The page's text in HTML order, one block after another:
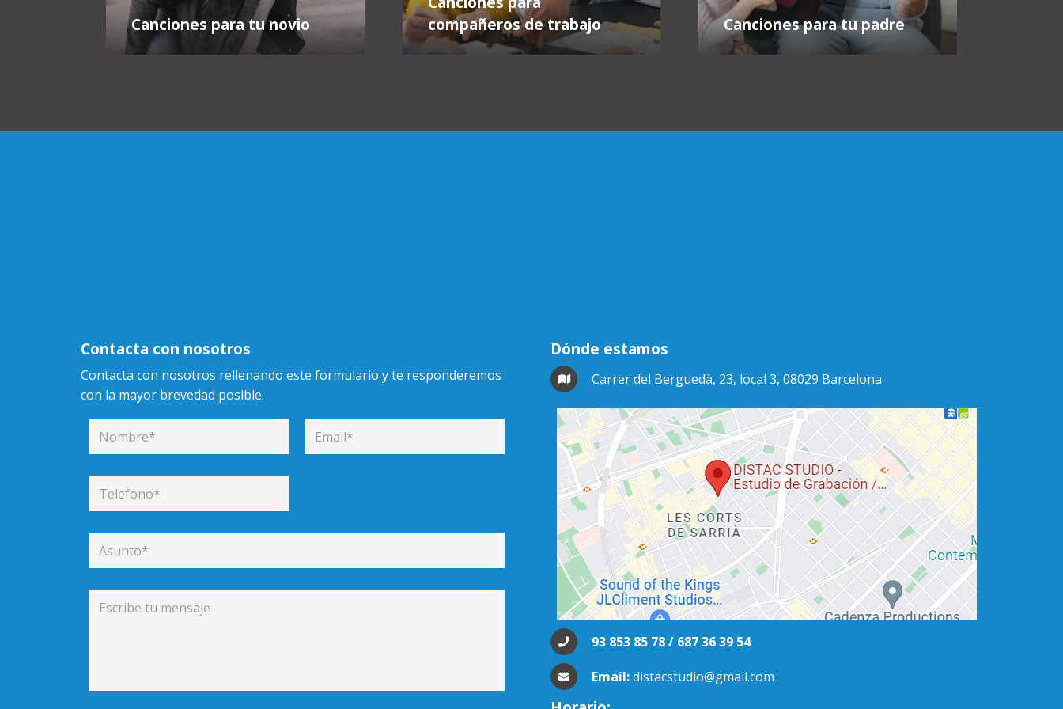
Canciones para tu novio
compañeros de trabajo
Canciones para tu padre
Contacta con nosotros
Contacta con nosotros rellenando este formulario y te responderemos
con la mayor brevedad posible.
Dónde estamos
Carrer del Berguedà, 23, local 3, 08029 Barcelona
93 853 85 78 / 687 36 39 54
Email:distacstudio@gmail.com